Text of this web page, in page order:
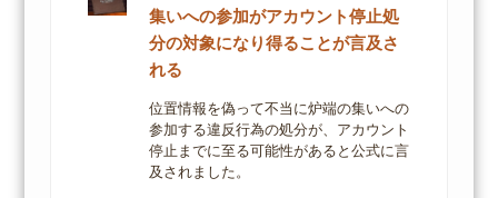
集いへの参加がアカウント停止処
分の対象になり得ることが言及さ
れる
位置情報を偽って不当に炉端の集いへの
参加する違反行為の処分が、アカウント
停止までに至る可能性があると公式に言
及されました。